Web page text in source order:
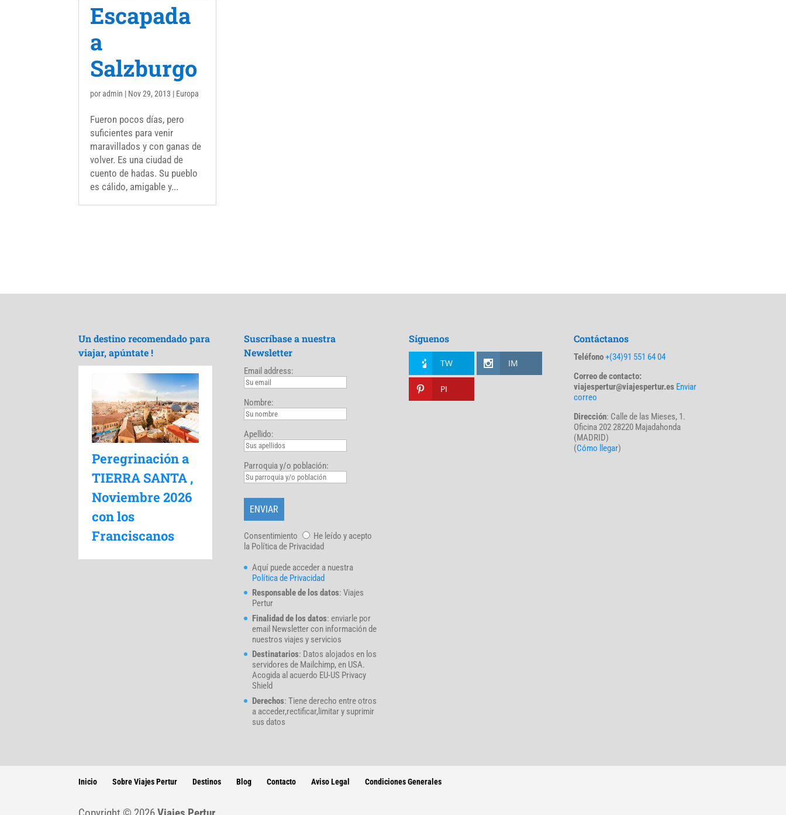
Escapada
a
Salzburgo
poradmin | Nov 29, 2013 | Europa
Fueron pocos días, pero
suficientes para venir
maravillados y con ganas de
volver. Es una ciudad de
cuento de hadas. Su pueblo
es cálido, amigable y...
Un destino recomendado para
viajar, apúntate !
Peregrinación a
TIERRA SANTA ,
Noviembre 2026
con los
Franciscanos
Suscríbase a nuestra
Newsletter
Email address:
Nombre:
Apellido:
Parroquia y/o población:
Consentimiento
He leído y acepto
la Política de Privacidad
Aquí puede acceder a nuestra
Política de Privacidad
Responsable de los datos: Viajes
Pertur
Finalidad de los datos: enviarle por
email Newsletter con información de
nuestros viajes y servicios
Destinatarios: Datos alojados en los
servidores de Mailchimp, en USA.
Acogida al acuerdo EU-US Privacy
Shield
Derechos: Tiene derecho entre otros
a acceder,rectificar,limitar y suprimir
sus datos
Síguenos
TW IM
PI
Contáctanos
Teléfono+(34)91 551 64 04
Correo de contacto:
viajespertur@viajespertur.es Enviar
correo
Dirección: Calle de las Mieses, 1.
Oficina 202 28220 Majadahonda
(MADRID)
(Cómo llegar)
Inicio Sobre Viajes Pertur Destinos Blog Contacto Aviso Legal Condiciones Generales